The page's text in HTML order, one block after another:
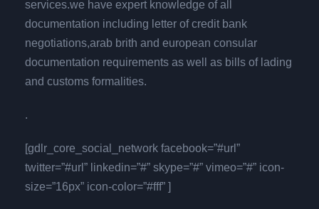
services.we have expert knowledge of all
documentation including letter of credit bank
negotiations,arab brith and european consular
documentation requirements as well as bills of lading
and customs formalities.
.
[gdlr_core_social_network facebook=”#url”
twitter=”#url” linkedin=”#” skype=”#” vimeo=”#” icon-
size=”16px” icon-color=”#fff” ]